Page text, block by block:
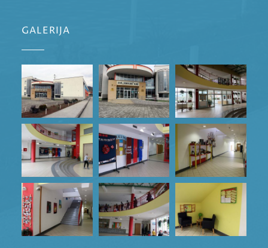
GALERIJA